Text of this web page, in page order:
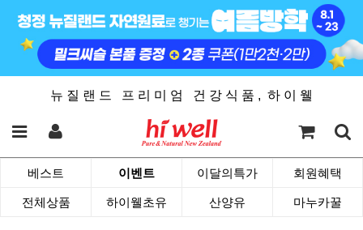
뉴 질 랜 드 프 리 미 엄 건 강 식 품 , 하 이 웰
베스트 이벤트 이달의특가 회원혜택
전체상품 하이웰초유 산양유 마누카꿀